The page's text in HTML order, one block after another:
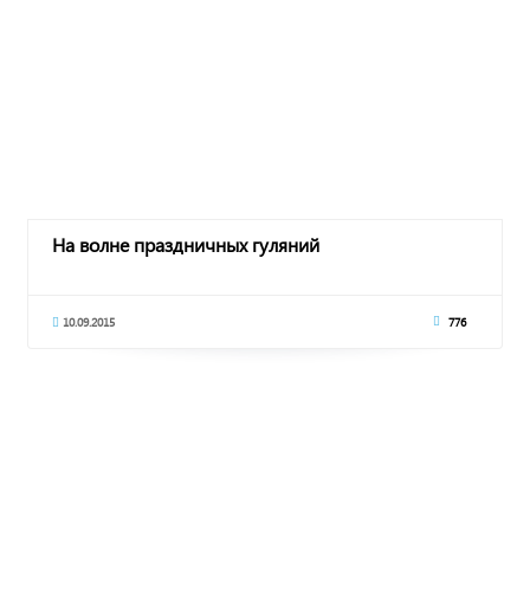
На волне праздничных гуляний
10.09.2015 776